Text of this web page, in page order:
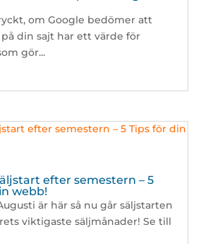
om Google bedömer att
din sajt har ett värde för
gör...
efter semestern – 5
webb!
är här så nu går säljstarten
viktigaste säljmånader! Se till